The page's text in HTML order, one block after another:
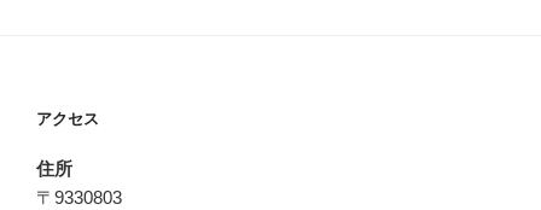
アクセス
住所
〒9330803